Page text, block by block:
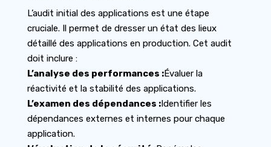
L’audit initial des applications est une étape
cruciale. Il permet de dresser un état des lieux
détaillé des applications en production. Cet audit
doit inclure :
L’analyse des performances :Évaluer la
réactivité et la stabilité des applications.
L’examen des dépendances :Identifier les
dépendances externes et internes pour chaque
application.